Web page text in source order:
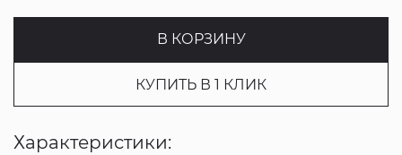
В КОРЗИНУ
КУПИТЬ В 1 КЛИК
Характеристики: